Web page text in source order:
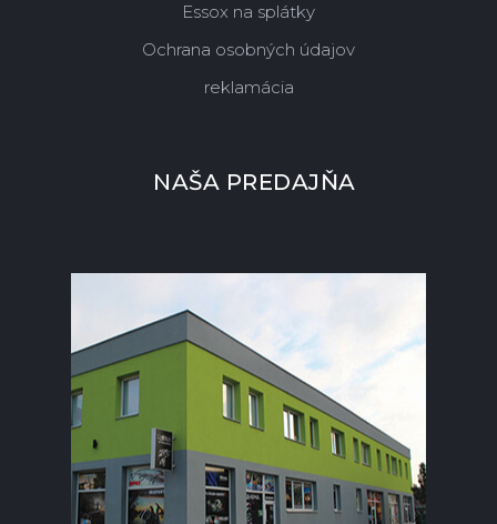
Essox na splátky
Ochrana osobných údajov
reklamácia
NAŠA PREDAJŇA